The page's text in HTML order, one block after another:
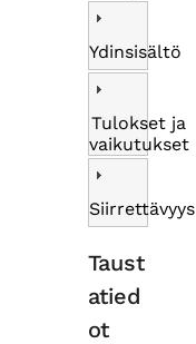
Ydinsisältö
Tulokset ja
vaikutukset
Siirrettävyys
Taust
atied
ot